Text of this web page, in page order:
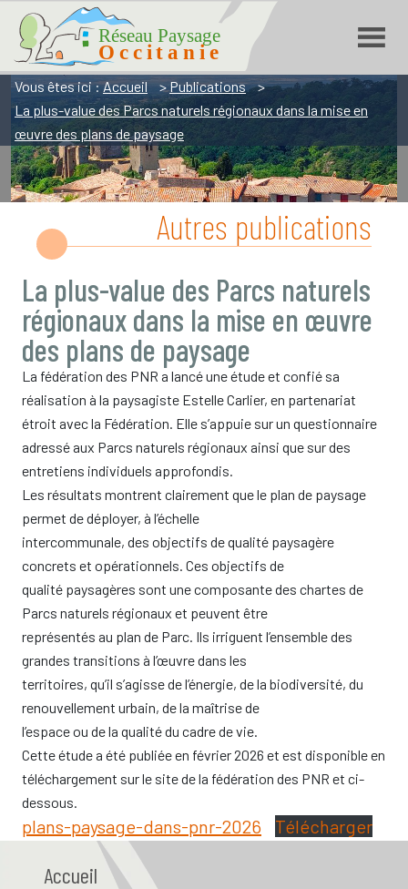
Aller
navigation
Aller
recherche
Aller
contenu
Réseau Paysage Occitanie
Vous êtes ici :Accueil >Publications >
La plus-value des Parcs naturels régionaux dans la mise en
œuvre des plans de paysage
Autres publications
La plus-value des Parcs naturels
régionaux dans la mise en œuvre
des plans de paysage
La fédération des PNR a lancé une étude et confié sa
réalisation à la paysagiste Estelle Carlier, en partenariat
étroit avec la Fédération. Elle s’appuie sur un questionnaire
adressé aux Parcs naturels régionaux ainsi que sur des
entretiens individuels approfondis.
Les résultats montrent clairement que le plan de paysage
permet de déployer, à l’échelle
intercommunale, des objectifs de qualité paysagère
concrets et opérationnels. Ces objectifs de
qualité paysagères sont une composante des chartes de
Parcs naturels régionaux et peuvent être
représentés au plan de Parc. Ils irriguent l’ensemble des
grandes transitions à l’œuvre dans les
territoires, qu’il s’agisse de l’énergie, de la biodiversité, du
renouvellement urbain, de la maîtrise de
l’espace ou de la qualité du cadre de vie.
Cette étude a été publiée en février 2026 et est disponible en
téléchargement sur le site de la fédération des PNR et ci-
dessous.
plans-paysage-dans-pnr-2026 Télécharger
Accueil